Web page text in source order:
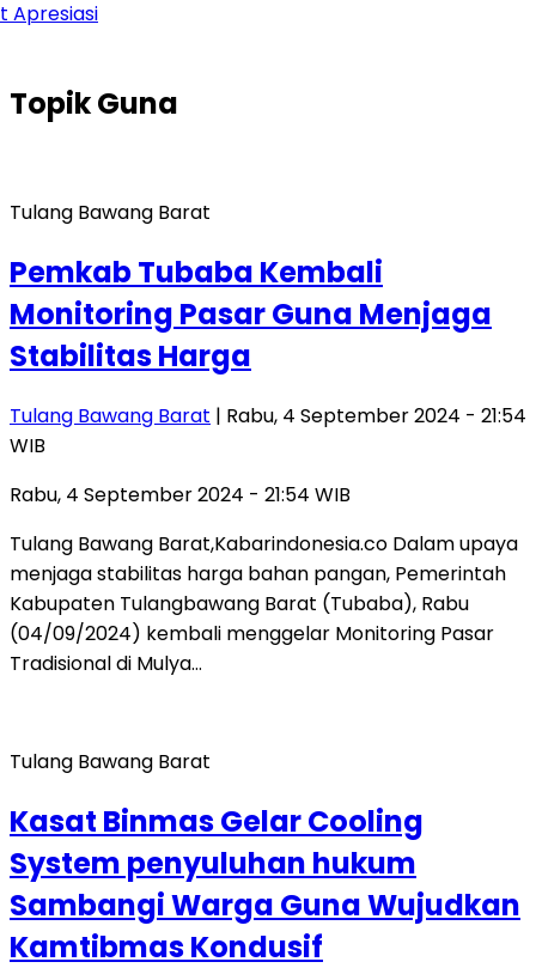
TopikGuna
Tulang Bawang Barat
Pemkab Tubaba Kembali
Monitoring Pasar Guna Menjaga
Stabilitas Harga
Tulang Bawang Barat | Rabu, 4 September 2024 - 21:54
WIB
Rabu, 4 September 2024 - 21:54 WIB
Tulang Bawang Barat,Kabarindonesia.co Dalam upaya
menjaga stabilitas harga bahan pangan, Pemerintah
Kabupaten Tulangbawang Barat (Tubaba), Rabu
(04/09/2024) kembali menggelar Monitoring Pasar
Tradisional di Mulya…
Tulang Bawang Barat
Kasat Binmas Gelar Cooling
System penyuluhan hukum
Sambangi Warga Guna Wujudkan
Kamtibmas Kondusif